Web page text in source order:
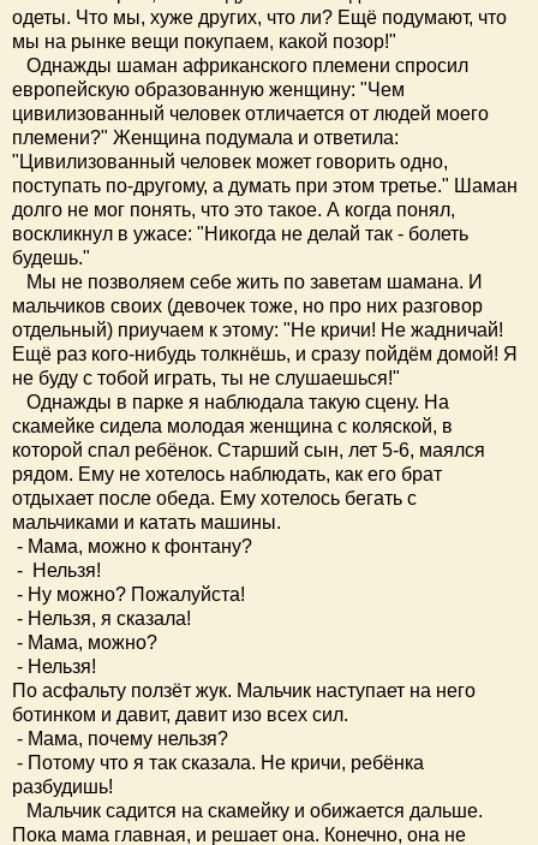
одеты. Что мы, хуже других, что ли? Ещё подумают, что
мы на рынке вещи покупаем, какой позор!"
Однажды шаман африканского племени спросил
европейскую образованную женщину: "Чем
цивилизованный человек отличается от людей моего
племени?" Женщина подумала и ответила:
"Цивилизованный человек может говорить одно,
поступать по-другому, а думать при этом третье." Шаман
долго не мог понять, что это такое. А когда понял,
воскликнул в ужасе: "Никогда не делай так - болеть
будешь."
Мы не позволяем себе жить по заветам шамана. И
мальчиков своих (девочек тоже, но про них разговор
отдельный) приучаем к этому: "Не кричи! Не жадничай!
Ещё раз кого-нибудь толкнёшь, и сразу пойдём домой! Я
не буду с тобой играть, ты не слушаешься!"
Однажды в парке я наблюдала такую сцену. На
скамейке сидела молодая женщина с коляской, в
которой спал ребёнок. Старший сын, лет 5-6, маялся
рядом. Ему не хотелось наблюдать, как его брат
отдыхает после обеда. Ему хотелось бегать с
мальчиками и катать машины.
- Мама, можно к фонтану?
- Нельзя!
- Ну можно? Пожалуйста!
- Нельзя, я сказала!
- Мама, можно?
- Нельзя!
По асфальту ползёт жук. Мальчик наступает на него
ботинком и давит, давит изо всех сил.
- Мама, почему нельзя?
- Потому что я так сказала. Не кричи, ребёнка
разбудишь!
Мальчик садится на скамейку и обижается дальше.
Пока мама главная, и решает она. Конечно, она не